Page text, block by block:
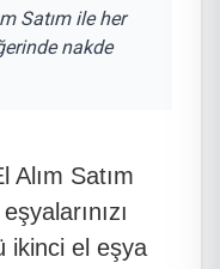
Satım ile her
nakde
Alım Satım
ikinci el eşya